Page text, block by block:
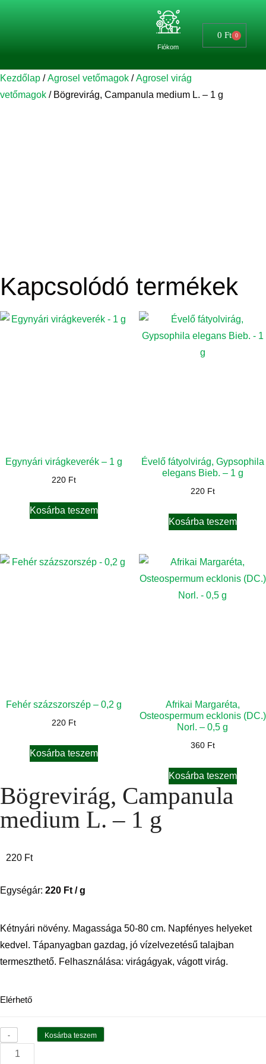
Fiókom
0 Ft 0
Kezdőlap /Agrosel vetőmagok /Agrosel virág
vetőmagok / Bögrevirág, Campanula medium L. – 1 g
Kapcsolódó termékek
Egynyári virágkeverék – 1 g
220 Ft
Kosárba teszem
Évelő fátyolvirág, Gypsophila
elegans Bieb. – 1 g
220 Ft
Kosárba teszem
Fehér százszorszép – 0,2 g
220 Ft
Kosárba teszem
Afrikai Margaréta,
Osteospermum ecklonis (DC.)
Norl. – 0,5 g
360 Ft
Kosárba teszem
Bögrevirág, Campanula
medium L. – 1 g
220 Ft
Egységár: 220 Ft / g
Kétnyári növény. Magassága 50-80 cm. Napfényes helyeket
kedvel. Tápanyagban gazdag, jó vízelvezetésű talajban
termeszthető. Felhasználása: virágágyak, vágott virág.
Elérhető
- Kosárba teszem